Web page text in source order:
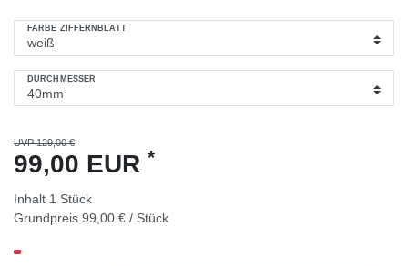
FARBE ZIFFERNBLATT
DURCHMESSER
UVP 129,00 €
99,00 EUR *
Inhalt 1 Stück
Grundpreis 99,00 € / Stück